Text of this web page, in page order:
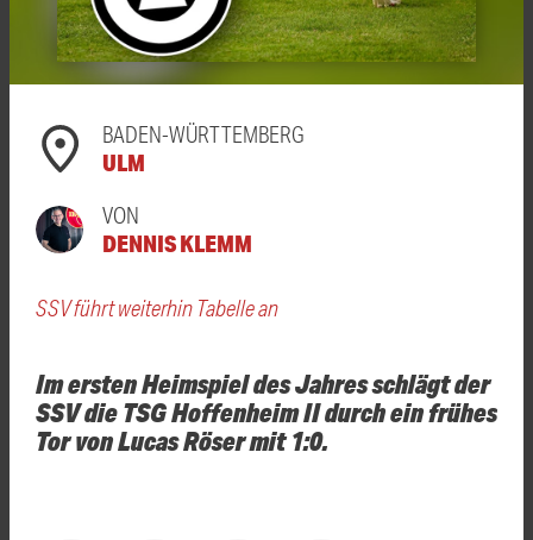
BADEN-WÜRTTEMBERG
ULM
VON
DENNIS KLEMM
SSV führt weiterhin Tabelle an
Im ersten Heimspiel des Jahres schlägt der
SSV die TSG Hoffenheim II durch ein frühes
Tor von Lucas Röser mit 1:0.